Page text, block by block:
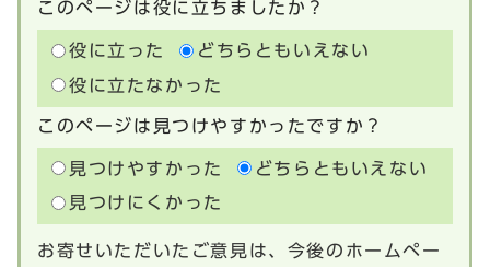
このページは役に立ちましたか？
役に立った
どちらともいえない
役に立たなかった
このページは見つけやすかったですか？
見つけやすかった
どちらともいえない
見つけにくかった
お寄せいただいたご意見は、今後のホームペー